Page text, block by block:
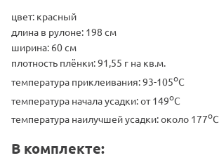
цвет: красный
длина в рулоне: 198 см
ширина: 60 см
плотность плёнки: 91,55 г на кв.м.
температура приклеивания: 93-105oC
температура начала усадки: от 149oC
температура наилучшей усадки: около 177oC
В комплекте: